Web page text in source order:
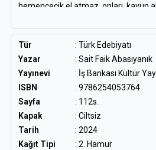
hemencecik el atmaz, onları, kavun
koklar ve öykü olabilecek bir yan
bulunmaz. Yazara düşen iş, içinde
içinden öyküyü çekip çıkarmaktan
Salâh Birsel, Ah Beyoğlu Vah
Tür : Türk Edebiyatı
Yazar
: Sait Faik Abasıyanık
Yayınevi
: İş Bankası Kültür
ISBN
: 9786254053764
Sayfa
: 112s.
Kapak
: Ciltsiz
Tarih
: 2024
Kağıt Tipi
: 2. Hamur